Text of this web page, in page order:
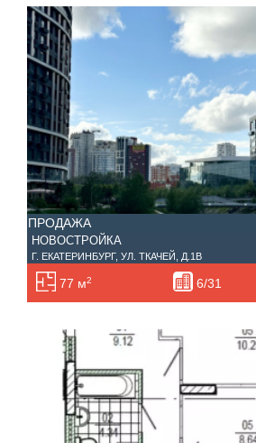
ПРОДАЖА
НОВОСТРОЙКА
Г. ЕКАТЕРИНБУРГ, УЛ. ТКАЧЕЙ, Д.1В
77 м2 6/31